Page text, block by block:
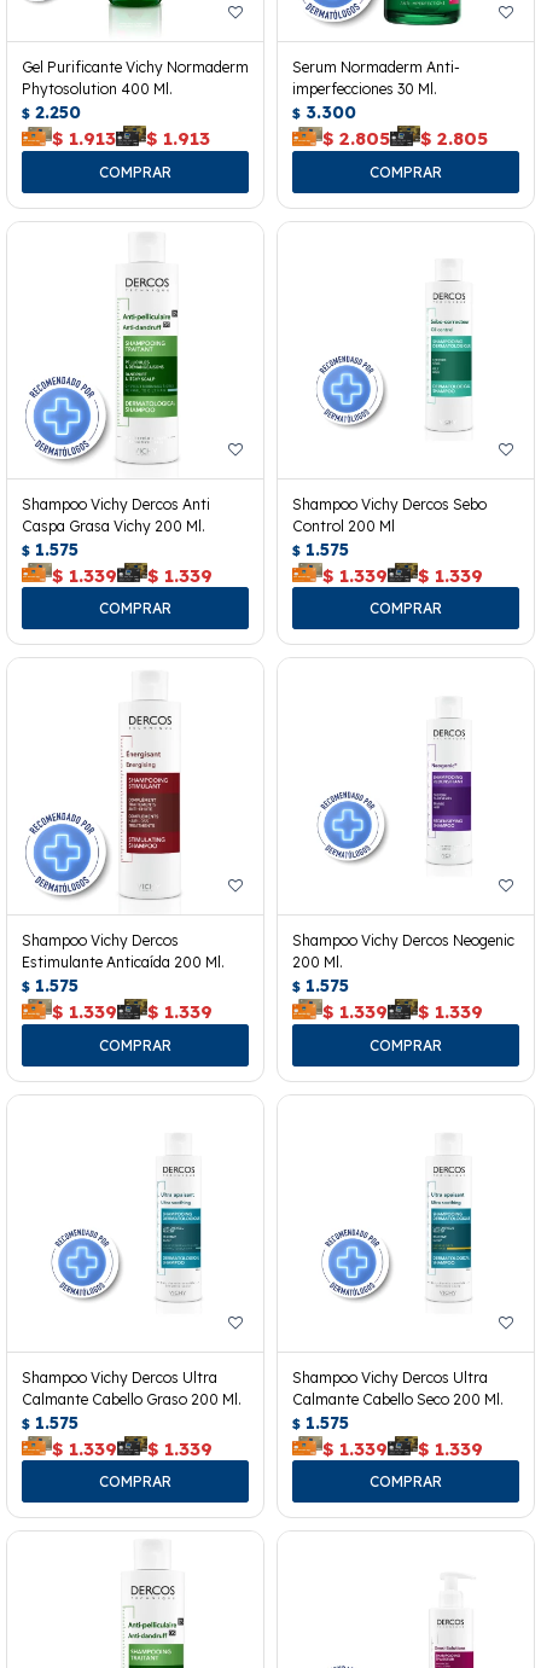
Gel Purificante Vichy Normaderm
Phytosolution 400 Ml.
$ 2.250
$ 1.913 $ 1.913
Serum Normaderm Anti-
imperfecciones 30 Ml.
$ 3.300
$ 2.805 $ 2.805
Shampoo Vichy Dercos Anti
Caspa Grasa Vichy 200 Ml.
$ 1.575
$ 1.339 $ 1.339
Shampoo Vichy Dercos Sebo
Control 200 Ml
$ 1.575
$ 1.339 $ 1.339
Shampoo Vichy Dercos
Estimulante Anticaída 200 Ml.
$ 1.575
$ 1.339 $ 1.339
Shampoo Vichy Dercos Neogenic
200 Ml.
$ 1.575
$ 1.339 $ 1.339
Shampoo Vichy Dercos Ultra
Calmante Cabello Graso 200 Ml.
$ 1.575
$ 1.339 $ 1.339
Shampoo Vichy Dercos Ultra
Calmante Cabello Seco 200 Ml.
$ 1.575
$ 1.339 $ 1.339